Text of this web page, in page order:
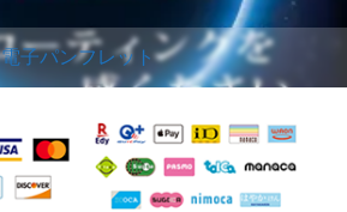
電子パンフレット